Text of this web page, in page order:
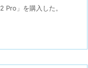
Pro」を購入した。